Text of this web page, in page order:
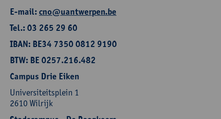
E-mail:cno@uantwerpen.be
Tel.: 03 265 29 60
IBAN: BE34 7350 0812 9190
BTW: BE 0257.216.482
Campus Drie Eiken
Universiteitsplein 1
2610 Wilrijk